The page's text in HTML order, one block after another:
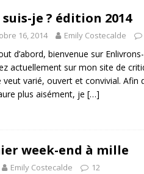
suis-je ? édition 2014
16, 2014 Emily Costecalde
d’abord, bienvenue sur
actuellement sur mon site de
veut varié, ouvert et convivial. Afin
plus aisément, je […]
week-end à mille
Emily Costecalde 12